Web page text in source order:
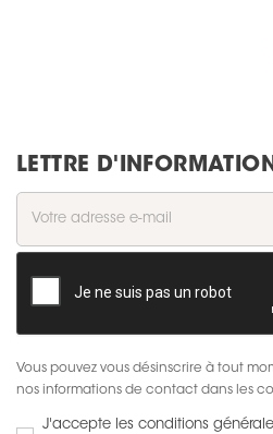
LETTRE
Vous pouvez vous désinscrire à tout
nos informations de contact dans les
J'accepte les conditions